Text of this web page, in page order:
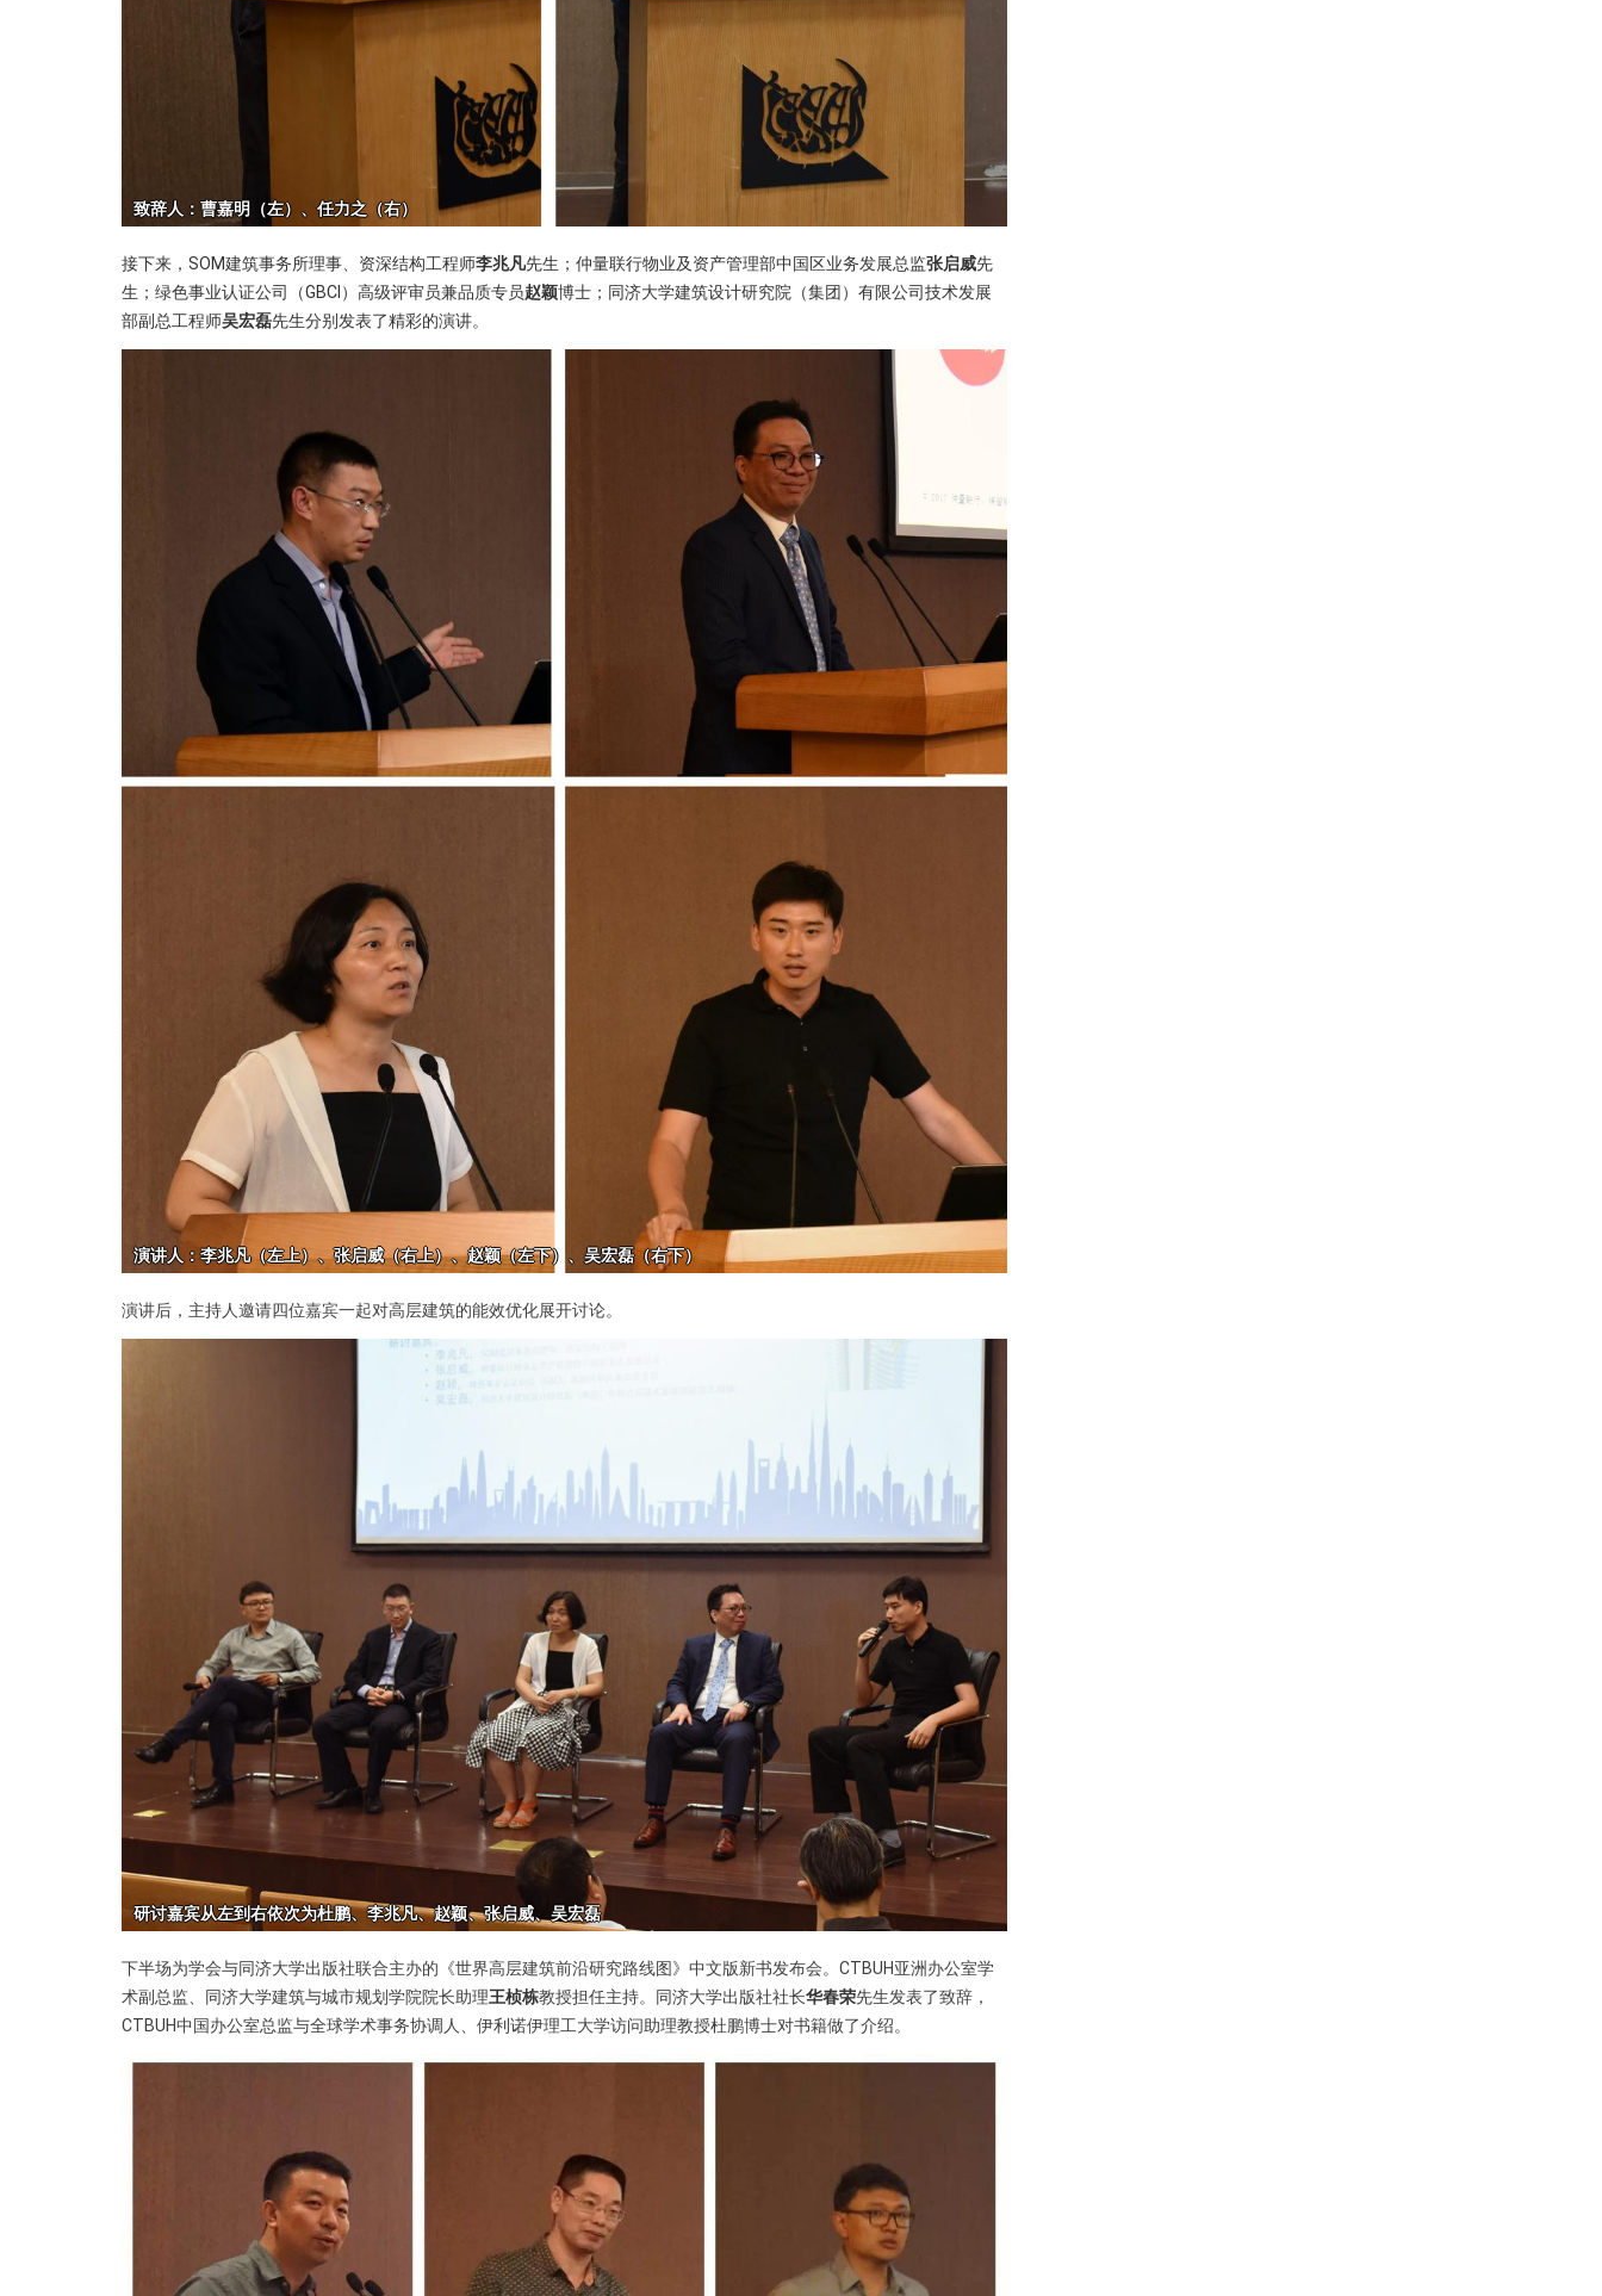
接下来，SOM建筑事务所理事、资深结构工程师李兆凡先生；仲量联行物业及资产管理部中国区业务发展总监张启威先
生；绿色事业认证公司（GBCI）高级评审员兼品质专员赵颖博士；同济大学建筑设计研究院（集团）有限公司技术发展
部副总工程师吴宏磊先生分别发表了精彩的演讲。
演讲后，主持人邀请四位嘉宾一起对高层建筑的能效优化展开讨论。
下半场为学会与同济大学出版社联合主办的《世界高层建筑前沿研究路线图》中文版新书发布会。CTBUH亚洲办公室学
术副总监、同济大学建筑与城市规划学院院长助理王桢栋教授担任主持。同济大学出版社社长华春荣先生发表了致辞，
CTBUH中国办公室总监与全球学术事务协调人、伊利诺伊理工大学访问助理教授杜鹏博士对书籍做了介绍。